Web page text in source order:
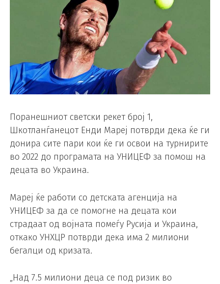
Поранешниот светски рекет број 1,
Шкотланѓанецот Енди Мареј потврди дека ќе ги
донира сите пари кои ќе ги освои на турнирите
во 2022 до програмата на УНИЦЕФ за помош на
децата во Украина.
Мареј ќе работи со детската агенција на
УНИЦЕФ за да се помогне на децата кои
страдаат од војната помеѓу Русија и Украина,
откако УНХЦР потврди дека има 2 милиони
бегалци од кризата.
„Над 7.5 милиони деца се под ризик во